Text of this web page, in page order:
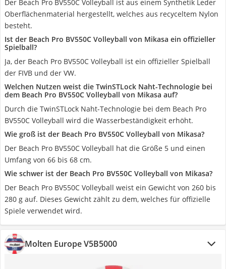
Der Beach Pro BV550C Volleyball ist aus einem Synthetik Leder
Oberflächenmaterial hergestellt, welches aus recyceltem Nylon
besteht.
Ist der Beach Pro BV550C Volleyball von Mikasa ein offizieller
Spielball?
Ja, der Beach Pro BV550C Volleyball ist ein offizieller Spielball
der FIVB und der VW.
Welchen Nutzen weist die TwinSTLock Naht-Technologie bei
dem Beach Pro BV550C Volleyball von Mikasa auf?
Durch die TwinSTLock Naht-Technologie bei dem Beach Pro
BV550C Volleyball wird die Wasserbeständigkeit erhöht.
Wie groß ist der Beach Pro BV550C Volleyball von Mikasa?
Der Beach Pro BV550C Volleyball hat die Größe 5 und einen
Umfang von 66 bis 68 cm.
Wie schwer ist der Beach Pro BV550C Volleyball von Mikasa?
Der Beach Pro BV550C Volleyball weist ein Gewicht von 260 bis
280 g auf. Dieses Gewicht zählt zu dem, welches für offizielle
Spiele verwendet wird.
Molten Europe V5B5000